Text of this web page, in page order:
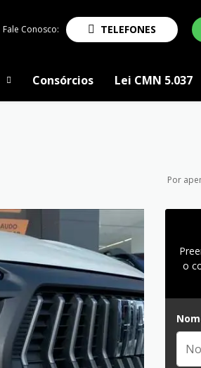
Fale Conosco: TELEFONES
Consórcios Lei CMN 5.037
Por
o